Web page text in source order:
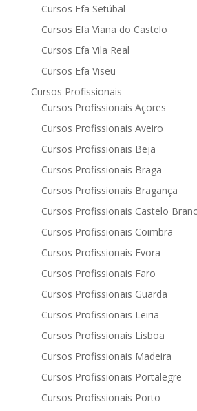
Cursos Efa Setúbal
Cursos Efa Viana do Castelo
Cursos Efa Vila Real
Cursos Efa Viseu
Cursos Profissionais
Cursos Profissionais Açores
Cursos Profissionais Aveiro
Cursos Profissionais Beja
Cursos Profissionais Braga
Cursos Profissionais Bragança
Cursos Profissionais Castelo
Cursos Profissionais Coimbra
Cursos Profissionais Evora
Cursos Profissionais Faro
Cursos Profissionais Guarda
Cursos Profissionais Leiria
Cursos Profissionais Lisboa
Cursos Profissionais Madeira
Cursos Profissionais Portalegre
Cursos Profissionais Porto